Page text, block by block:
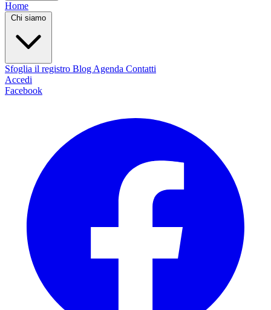
Home
Chi siamo
Sfoglia il registro Blog Agenda Contatti
Accedi
Facebook